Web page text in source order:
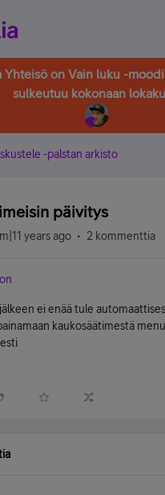
Yhteisö on Vain luku -
sulkeutuu kokonaan
-palstan arkisto
päivitys
years ago 2 kommenttia
ei enää tule
kaukosäätimestä